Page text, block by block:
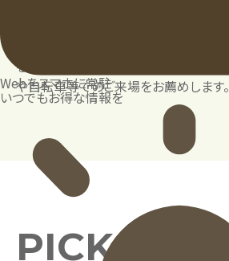
Webをスマホに常駐
いつでもお得な情報を
第一駐車場が混雑している場合は、
ター向かい)をご利用ください。 なお
る場合がございますので予めご了承く
や自転車等でのご来場をお薦めします。
PICK UP